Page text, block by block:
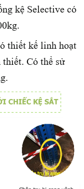
kệ Selective có
thiết kế linh hoạt
Có thể sử